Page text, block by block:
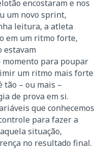
encostaram e nos
um novo sprint,
leitura, a atleta
em um ritmo forte,
estavam
para poupar
um ritmo mais forte
tão – ou mais –
de prova em si.
que conhecemos
para fazer a
situação,
no resultado final.